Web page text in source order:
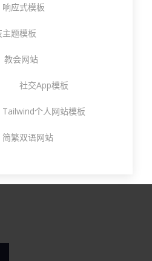
响应式模板
主题模板
教会网站
社交App模板
Tailwind个人网站模板
简繁双语网站